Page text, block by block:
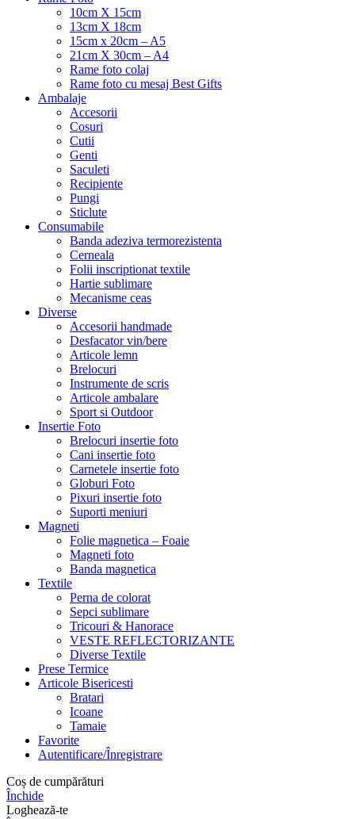
10cm X 15cm
13cm X 18cm
15cm x 20cm – A5
21cm X 30cm – A4
Rame foto colaj
Rame foto cu mesaj Best Gifts
Ambalaje
Accesorii
Cosuri
Cutii
Genti
Saculeti
Recipiente
Pungi
Sticlute
Consumabile
Banda adeziva termorezistenta
Cerneala
Folii inscriptionat textile
Hartie sublimare
Mecanisme ceas
Diverse
Accesorii handmade
Desfacator vin/bere
Articole lemn
Brelocuri
Instrumente de scris
Articole ambalare
Sport si Outdoor
Insertie Foto
Brelocuri insertie foto
Cani insertie foto
Carnetele insertie foto
Globuri Foto
Pixuri insertie foto
Suporti meniuri
Magneti
Folie magnetica – Foaie
Magneti foto
Banda magnetica
Textile
Perna de colorat
Sepci sublimare
Tricouri & Hanorace
VESTE REFLECTORIZANTE
Diverse Textile
Prese Termice
Articole Bisericesti
Bratari
Icoane
Tamaie
Favorite
Autentificare/Înregistrare
Coș de cumpărături
Închide
Loghează-te